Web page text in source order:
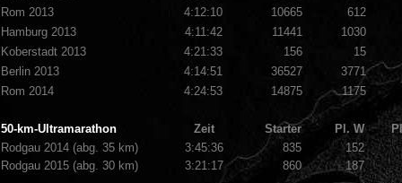
Rom 2013
4:12:10 10665
612
Hamburg 2013
4:11:42 11441
1030
Koberstadt 2013
4:21:33 156
15
Berlin 2013
4:14:51 36527
3771
Rom 2014
4:24:53 14875 1175
50-km-Ultramarathon Zeit Starter Pl. W
Rodgau 2014 (abg. 35 km)
3:45:36 835
152
Rodgau 2015 (abg. 30 km)
3:21:17 860 187